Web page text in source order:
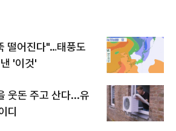
떨어진다"…태풍도
'이것'
웃돈 주고 산다...유
디